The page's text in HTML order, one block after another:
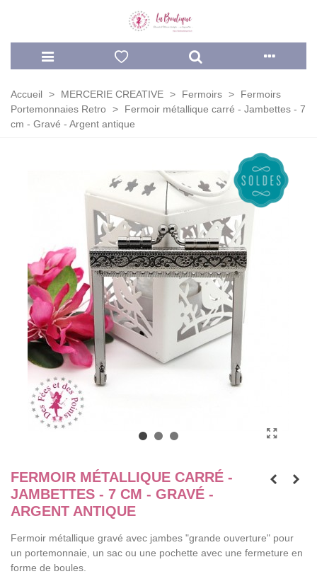
Accueil > MERCERIE CREATIVE > Fermoirs >
Fermoirs
Portemonnaies Retro
>
Fermoir métallique carré - Jambettes - 7
cm - Gravé - Argent antique
FERMOIR MÉTALLIQUE CARRÉ -
JAMBETTES - 7 CM - GRAVÉ -
ARGENT ANTIQUE
Fermoir métallique gravé avec jambes "grande ouverture" pour
un portemonnaie, un sac ou une pochette avec une fermeture en
forme de boules.